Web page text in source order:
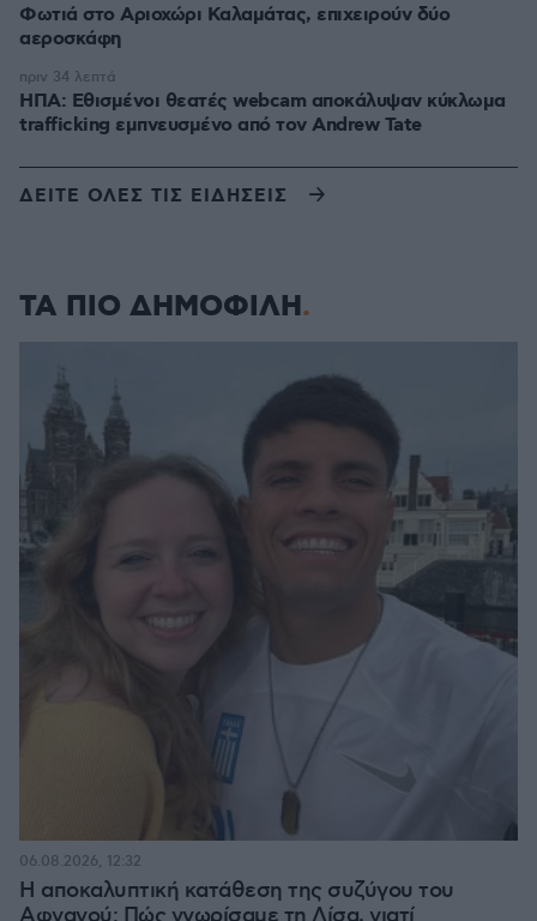
Φωτιά στο Αριοχώρι Καλαμάτας, επιχειρούν δύο
αεροσκάφη
ΗΠΑ: Εθισμένοι θεατές webcam αποκάλυψαν κύκλωμα
trafficking εμπνευσμένο από τον Andrew Tate
πριν 34 λεπτά
ΔΕΙΤΕ ΟΛΕΣ ΤΙΣ ΕΙΔΗΣΕΙΣ
ΤΑ ΠΙΟ ΔΗΜΟΦΙΛΗ
Η αποκαλυπτική κατάθεση της συζύγου του
06.08.2026, 12:32